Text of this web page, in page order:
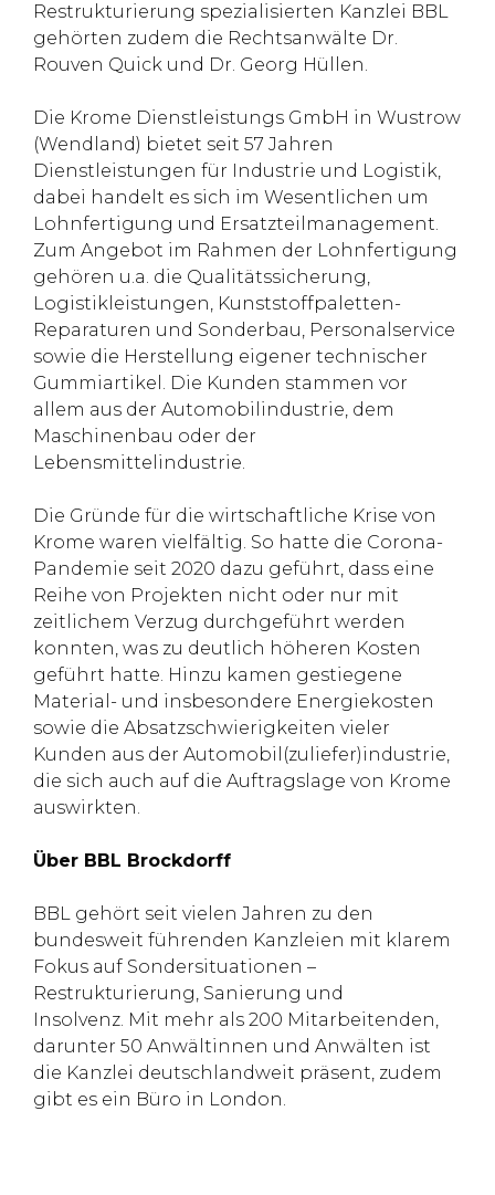
Restrukturierung spezialisierten Kanzlei BBL
gehörten zudem die Rechtsanwälte Dr.
Rouven Quick und Dr. Georg Hüllen.
Die Krome Dienstleistungs GmbH in Wustrow
(Wendland) bietet seit 57 Jahren
Dienstleistungen für Industrie und Logistik,
dabei handelt es sich im Wesentlichen um
Lohnfertigung und Ersatzteilmanagement.
Zum Angebot im Rahmen der Lohnfertigung
gehören u.a. die Qualitätssicherung,
Logistikleistungen, Kunststoffpaletten-
Reparaturen und Sonderbau, Personalservice
sowie die Herstellung eigener technischer
Gummiartikel. Die Kunden stammen vor
allem aus der Automobilindustrie, dem
Maschinenbau oder der
Lebensmittelindustrie.
Die Gründe für die wirtschaftliche Krise von
Krome waren vielfältig. So hatte die Corona-
Pandemie seit 2020 dazu geführt, dass eine
Reihe von Projekten nicht oder nur mit
zeitlichem Verzug durchgeführt werden
konnten, was zu deutlich höheren Kosten
geführt hatte. Hinzu kamen gestiegene
Material- und insbesondere Energiekosten
sowie die Absatzschwierigkeiten vieler
Kunden aus der Automobil(zuliefer)industrie,
die sich auch auf die Auftragslage von Krome
auswirkten.
Über BBL Brockdorff
BBL gehört seit vielen Jahren zu den
bundesweit führenden Kanzleien mit klarem
Fokus auf Sondersituationen –
Restrukturierung, Sanierung und
Insolvenz. Mit mehr als 200 Mitarbeitenden,
darunter 50 Anwältinnen und Anwälten ist
die Kanzlei deutschlandweit präsent, zudem
gibt es ein Büro in London.